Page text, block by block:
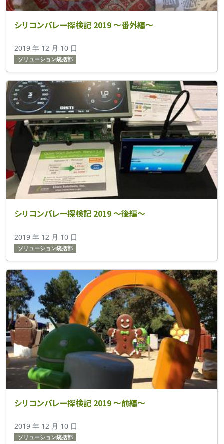
シリコンバレー探検記 2019 ～番外編～
2019 年 12 月 10 日
ソリューション統括部
シリコンバレー探検記 2019 ～後編～
2019 年 12 月 10 日
ソリューション統括部
シリコンバレー探検記 2019 ～前編～
2019 年 12 月 10 日
ソリューション統括部